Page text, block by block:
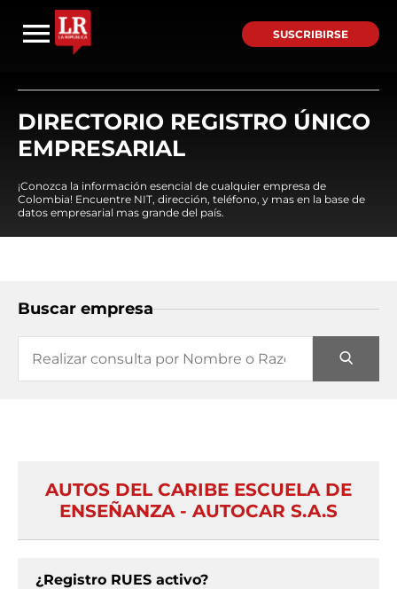
SUSCRIBIRSE
DIRECTORIO REGISTRO ÚNICO
EMPRESARIAL
¡Conozca la información esencial de cualquier empresa de
Colombia! Encuentre NIT, dirección, teléfono, y mas en la base de
datos empresarial mas grande del país.
Buscar empresa
AUTOS DEL CARIBE ESCUELA DE
ENSEÑANZA - AUTOCAR S.A.S
¿Registro RUES activo?